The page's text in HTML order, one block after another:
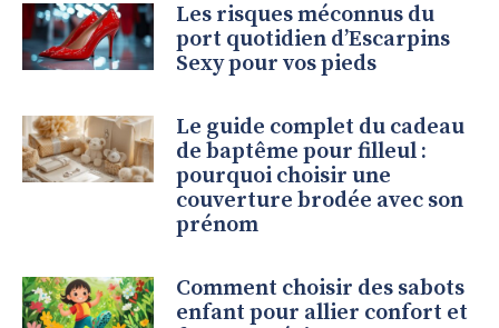
Les risques méconnus du
port quotidien d’Escarpins
Sexy pour vos pieds
Le guide complet du cadeau
de baptême pour filleul :
pourquoi choisir une
couverture brodée avec son
prénom
Comment choisir des sabots
enfant pour allier confort et